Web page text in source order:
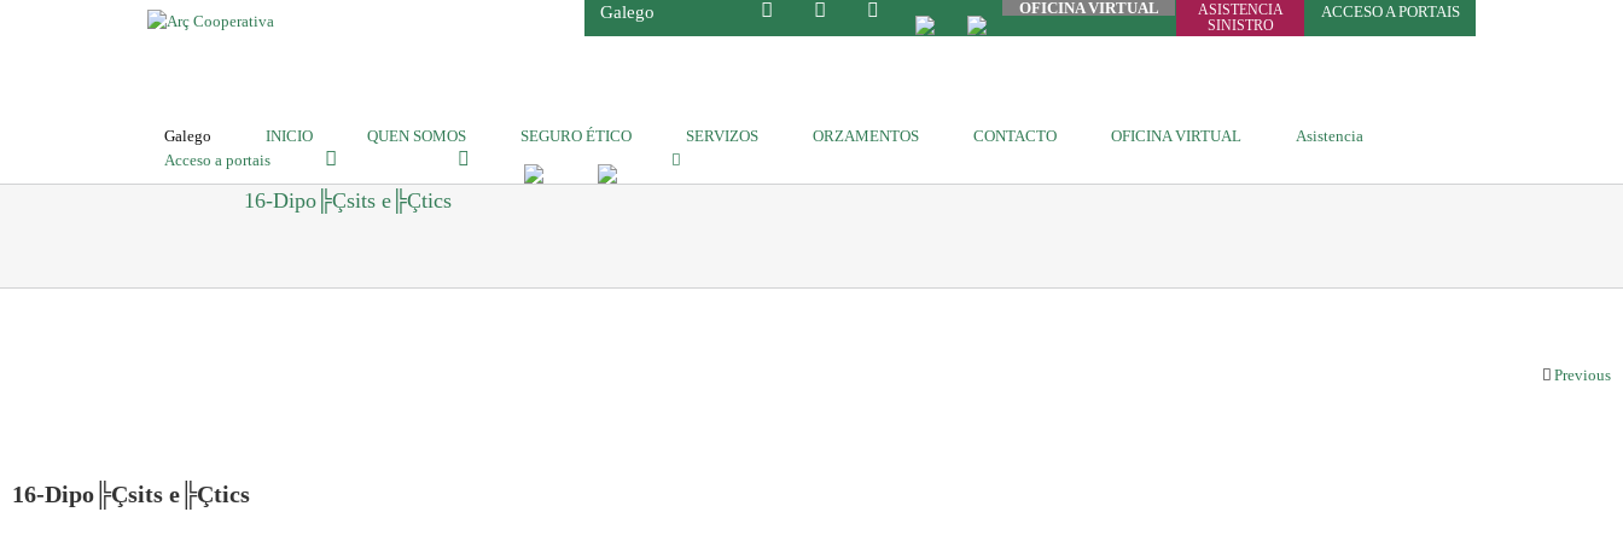
Galego OFICINA VIRTUAL
ASISTENCIA
SINISTRO
ACCESO A PORTAIS
Galego INICIO QUEN SOMOS SEGURO ÉTICO SERVIZOS ORZAMENTOS CONTACTO OFICINA VIRTUAL
Asistencia
Acceso a portais
16-Dipo╠Çsits e╠Çtics
Previous
16-Dipo╠Çsits e╠Çtics